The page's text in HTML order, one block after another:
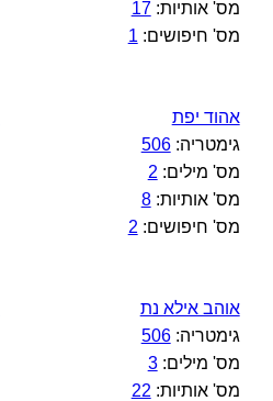
מס' אותיות:17
מס' חיפושים: 1
אהוד יפת
גימטריה:506
מס' מילים: 2
מס' אותיות:8
מס' חיפושים: 2
אוהב אילא נת
גימטריה:506
מס' מילים:3
מס' אותיות: 22